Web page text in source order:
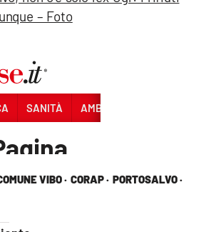
VIBO · CORAP · PORTOSALVO ·
– Foto